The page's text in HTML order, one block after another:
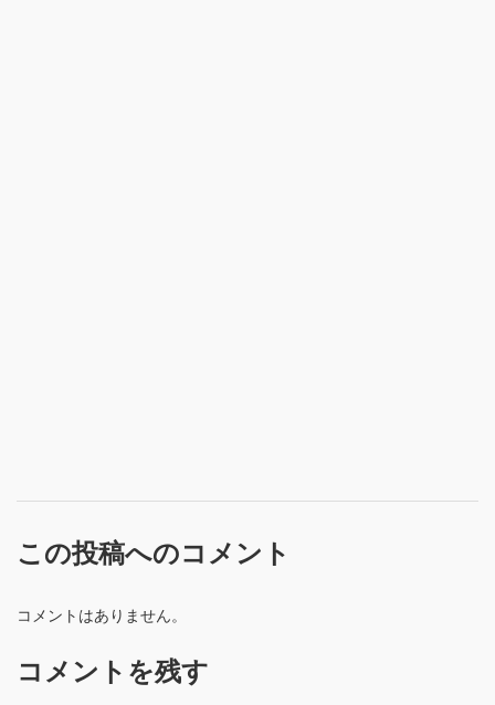
この投稿へのコメント
コメントはありません。
コメントを残す